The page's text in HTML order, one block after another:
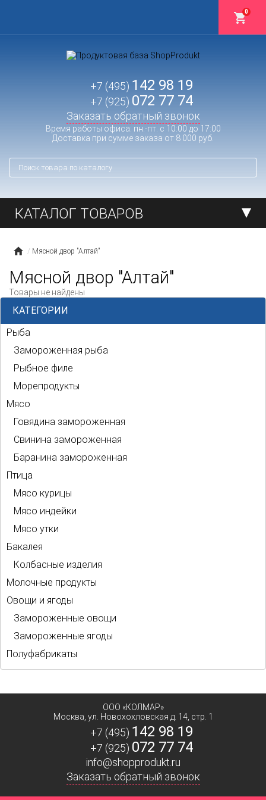
0
+7 (495) 142 98 19
+7 (925) 072 77 74
Заказать обратный звонок
Время работы офиса: пн.-пт. с 10:00 до 17:00
Доставка при сумме заказа от 8 000 руб.
КАТАЛОГ ТОВАРОВ
Мясной двор "Алтай"
Мясной двор "Алтай"
Товары не найдены
КАТЕГОРИИ
Рыба
Замороженная рыба
Рыбное филе
Морепродукты
Мясо
Говядина замороженная
Свинина замороженная
Баранина замороженная
Птица
Мясо курицы
Мясо индейки
Мясо утки
Бакалея
Колбасные изделия
Молочные продукты
Овощи и ягоды
Замороженные овощи
Замороженные ягоды
Полуфабрикаты
ООО «КОЛМАР»
Москва, ул. Новохохловская д. 14, стр. 1
+7 (495) 142 98 19
+7 (925) 072 77 74
info@shopprodukt.ru
Заказать обратный звонок